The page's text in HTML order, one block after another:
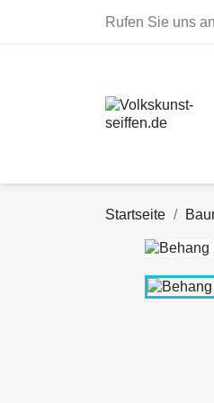
Rufen Sie uns
Startseite